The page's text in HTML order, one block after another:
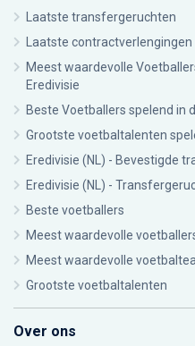
Laatste transfergeruchten
Laatste contractverlengingen
Meest waardevolle
Eredivisie
Beste Voetballers spelend in
Grootste voetbaltalenten
Eredivisie (NL) - Bevestigde
Eredivisie (NL) -
Beste voetballers
Meest waardevolle
Meest waardevolle
Grootste voetbaltalenten
Over ons